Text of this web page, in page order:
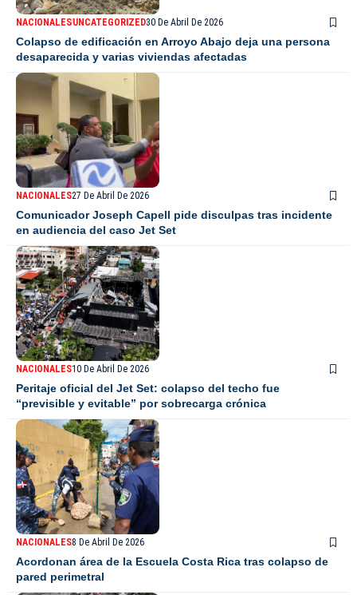
NACIONALESUNCATEGORIZED30 De Abril De 2026
Colapso de edificación en Arroyo Abajo deja una persona
desaparecida y varias viviendas afectadas
NACIONALES27 De Abril De 2026
Comunicador Joseph Capell pide disculpas tras incidente
en audiencia del caso Jet Set
NACIONALES10 De Abril De 2026
Peritaje oficial del Jet Set: colapso del techo fue
“previsible y evitable” por sobrecarga crónica
NACIONALES8 De Abril De 2026
Acordonan área de la Escuela Costa Rica tras colapso de
pared perimetral